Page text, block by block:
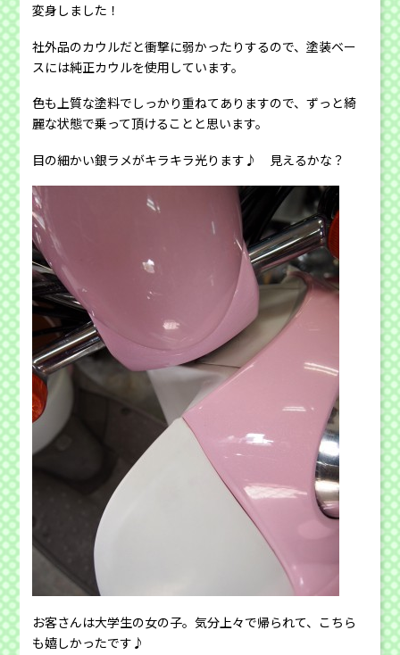
変身しました！
社外品のカウルだと衝撃に弱かったりするので、塗装ベー
スには純正カウルを使用しています。
色も上質な塗料でしっかり重ねてありますので、ずっと綺
麗な状態で乗って頂けることと思います。
目の細かい銀ラメがキラキラ光ります♪ 見えるかな？
お客さんは大学生の女の子。気分上々で帰られて、こちら
も嬉しかったです♪